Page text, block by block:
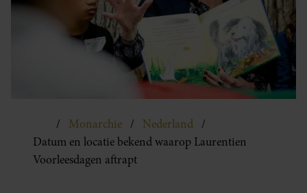
Monarchie
Nederland
Datum en locatie bekend waarop Laurentien
Voorleesdagen aftrapt